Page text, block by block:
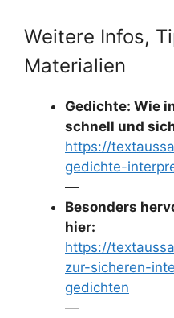
Weitere Infos,
Materialien
Gedichte: Wie
schnell und
https://
gedichte-
—
Besonders
hier:
https://
zur-sicheren-
gedichten
—